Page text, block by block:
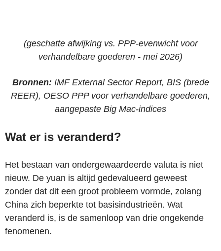
(geschatte afwijking vs. PPP-evenwicht voor
verhandelbare goederen - mei 2026)
Bronnen: IMF External Sector Report, BIS (brede
REER), OESO PPP voor verhandelbare goederen,
aangepaste Big Mac-indices
Wat er is veranderd?
Het bestaan van ondergewaardeerde valuta is niet
nieuw. De yuan is altijd gedevalueerd geweest
zonder dat dit een groot probleem vormde, zolang
China zich beperkte tot basisindustrieën. Wat
veranderd is, is de samenloop van drie ongekende
fenomenen.